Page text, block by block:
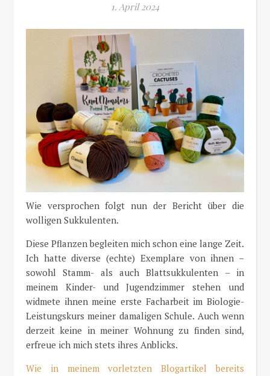
1. April 2024
Wie versprochen folgt nun der Bericht über die
wolligen Sukkulenten.
Diese Pflanzen begleiten mich schon eine lange Zeit.
Ich hatte diverse (echte) Exemplare von ihnen –
sowohl Stamm- als auch Blattsukkulenten – in
meinem Kinder- und Jugendzimmer stehen und
widmete ihnen meine erste Facharbeit im Biologie-
Leistungskurs meiner damaligen Schule. Auch wenn
derzeit keine in meiner Wohnung zu finden sind,
erfreue ich mich stets ihres Anblicks.
Wie in meinem vorletzten Blogartikel bereits